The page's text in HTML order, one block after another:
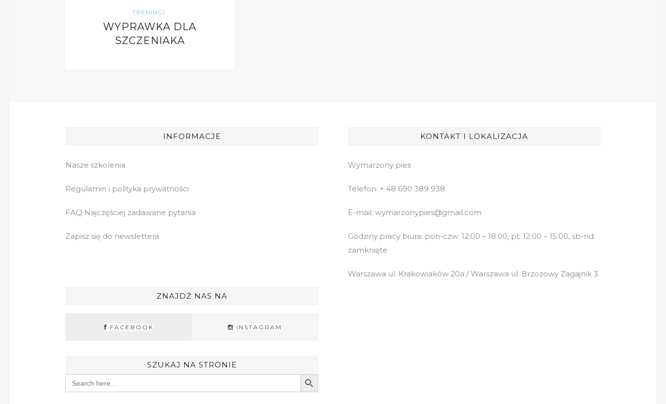
TRENINGI
WYPRAWKA DLA
SZCZENIAKA
INFORMACJE
Nasze szkolenia
Regulamin i polityka prywatności
FAQ Najczęściej zadawane pytania
Zapisz się do newslettera
ZNAJDŹ NAS NA
FACEBOOK INSTAGRAM
SZUKAJ NA STRONIE
Search
for:
Search Button
KONTAKT I LOKALIZACJA
Wymarzony pies
Telefon: + 48 690 389 938
E-mail: wymarzonypies@gmail.com
Godziny pracy biura: pon-czw: 12:00 – 18:00, pt: 12:00 – 15:00, sb-nd:
zamknięte
Warszawa ul. Krakowiaków 20a / Warszawa ul. Brzozowy Zagajnik 3